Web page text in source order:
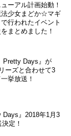
ーアル計画始動！
法少女まどか☆マギ
行われたイベント
まとめました！
Pretty Days』が
ーズと合わせて3
挙放送！
Days』2018年1月3
定！